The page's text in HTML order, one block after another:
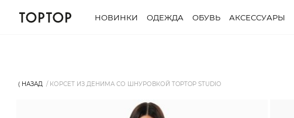
НОВИНКИ ОДЕЖДА ОБУВЬ АКСЕССУАРЫ
⟨ НАЗАД КОРСЕТ ИЗ ДЕНИМА СО ШНУРОВКОЙ TOPTOP STUDIO